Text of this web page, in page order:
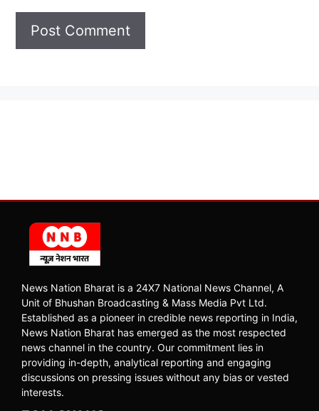
News Nation Bharat is a 24X7 National News Channel, A
Unit of Bhushan Broadcasting & Mass Media Pvt Ltd.
Established as a pioneer in credible news reporting in India,
News Nation Bharat has emerged as the most respected
news channel in the country. Our commitment lies in
providing in-depth, analytical reporting and engaging
discussions on pressing issues without any bias or vested
interests.